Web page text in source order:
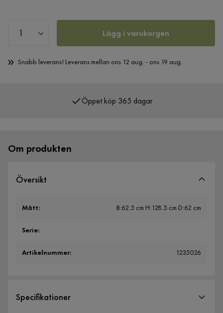
Lägg i varukorgen
Snabb leverans! Leverans mellan ons 12 aug. - ons 19 aug.
Om produkten
Översikt
Mått: B:62.5 cm H:128.5 cm D:62 cm
Serie:
Artikelnummer: 1235026
Specifikationer